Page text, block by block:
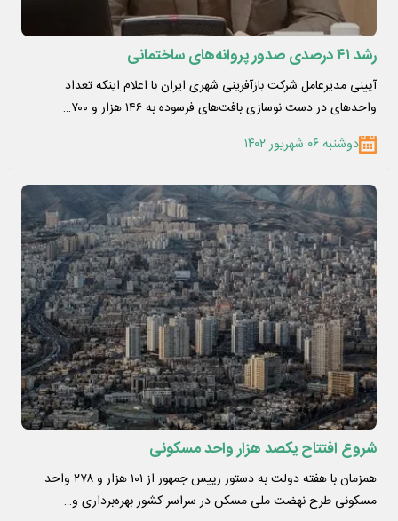
رشد ۴۱ درصدی صدور پروانه‌های ساختمانی
آیینی مدیرعامل شرکت بازآفرینی شهری ایران با اعلام اینکه تعداد
واحدهای در دست نوسازی بافت‌های فرسوده به ۱۴۶ هزار و ۷۰۰…
دوشنبه ۰۶ شهریور ۱۴۰۲
شروع افتتاح یکصد هزار واحد مسکونی
همزمان با هفته دولت به دستور رییس جمهور از ۱۰۱ هزار و ۲۷۸ واحد
مسکونی طرح نهضت ملی مسکن در سراسر کشور بهره‌برداری و…